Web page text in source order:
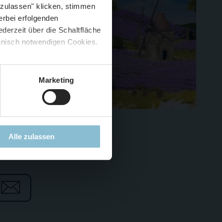
klicken, stimmen
erfolgenden
über die Schaltfläche
notwendigen Cookies.
Marketing
Alle zulassen